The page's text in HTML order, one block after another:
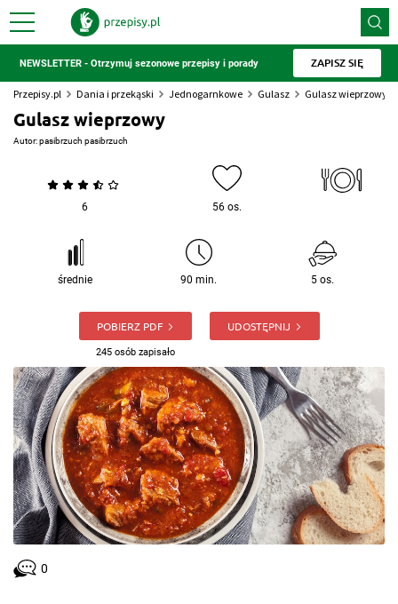
NEWSLETTER - Otrzymuj sezonowe przepisy i porady ZAPISZ SIĘ
Przepisy.pl Dania i przekąski Jednogarnkowe Gulasz Gulasz wieprzowy
Gulasz wieprzowy
Autor:pasibrzuch pasibrzuch
6 56 os.
średnie 90 min. 5 os.
POBIERZ PDF
245 osób zapisało
UDOSTĘPNIJ
0